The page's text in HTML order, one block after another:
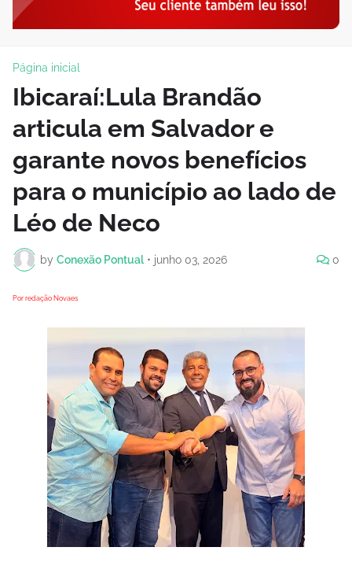
Página inicial
Ibicaraí:Lula Brandão
articula em Salvador e
garante novos benefícios
para o município ao lado de
Léo de Neco
by Conexão Pontual • junho 03, 2026 0
Por redação Novaes